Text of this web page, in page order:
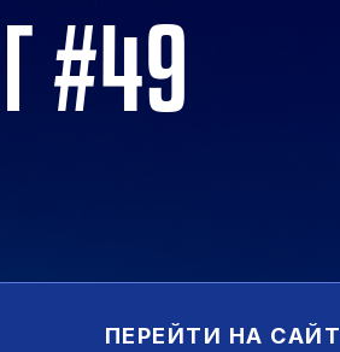
#49
ПЕРЕЙТИ НА САЙТ